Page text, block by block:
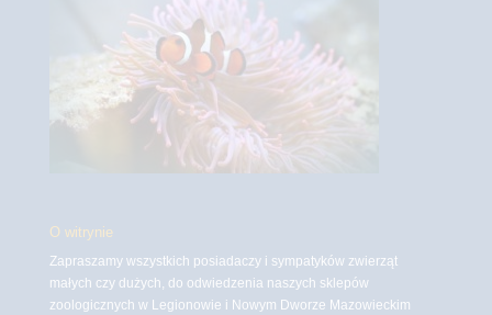
O witrynie
Zapraszamy wszystkich posiadaczy i sympatyków zwierząt
małych czy dużych, do odwiedzenia naszych sklepów
zoologicznych w Legionowie i Nowym Dworze Mazowieckim